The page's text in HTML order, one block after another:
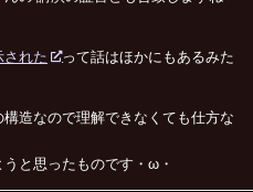
れた
って話はほかにもあるみた
造なので理解できなくても仕方な
と思ったものです・ω・